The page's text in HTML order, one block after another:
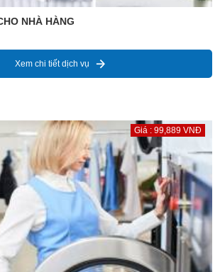
NHÀ HÀNG
Xem chi tiết dịch vụ
Giá : 99,889 VNĐ